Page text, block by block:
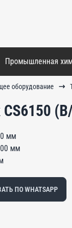
Промышленная
оборудование
мм
мм
ПО WHATSAPP